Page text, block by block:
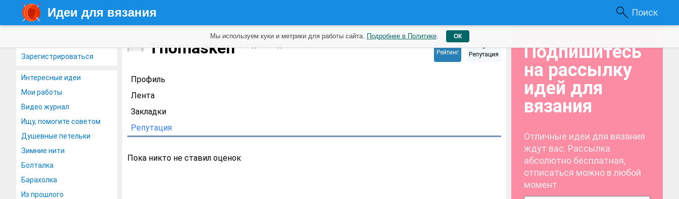
Идеи для вязания Поиск
Зарегистрироваться
Интересные идеи
Мои работы
Видео журнал
Ищу, помогите советом
Душевные петельки
Зимние нити
Болталка
Барахолка
Из прошлого
Thomasken 0
Рейтинг
0
Репутация
Профиль
Лента
Закладки
Репутация
Пока никто не ставил оценок
Подпишитесь
на рассылку
идей для
вязания
Отличные идеи для вязания
ждут вас. Рассылка
абсолютно бесплатная,
отписаться можно в любой
момент
Мы используем куки и метрики для работы сайта. Подробнее в Политике. ОК